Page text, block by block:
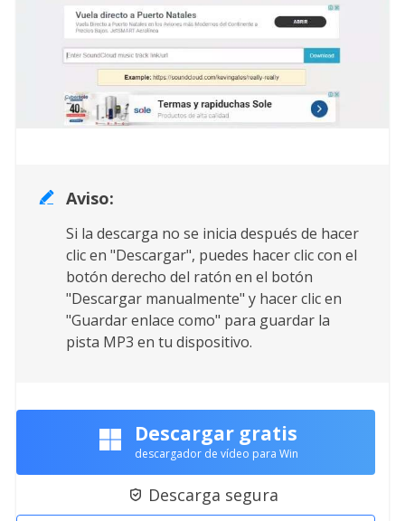
 Aviso:
Si la descarga no se inicia después de hacer
clic en "Descargar", puedes hacer clic con el
botón derecho del ratón en el botón
"Descargar manualmente" y hacer clic en
"Guardar enlace como" para guardar la
pista MP3 en tu dispositivo.
Descargar gratis
descargador de vídeo para Win
 Descarga segura